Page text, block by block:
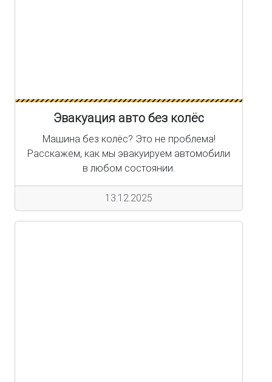
Эвакуация авто без колёс
Машина без колёс? Это не проблема!
Расскажем, как мы эвакуируем автомобили
в любом состоянии.
13.12.2025